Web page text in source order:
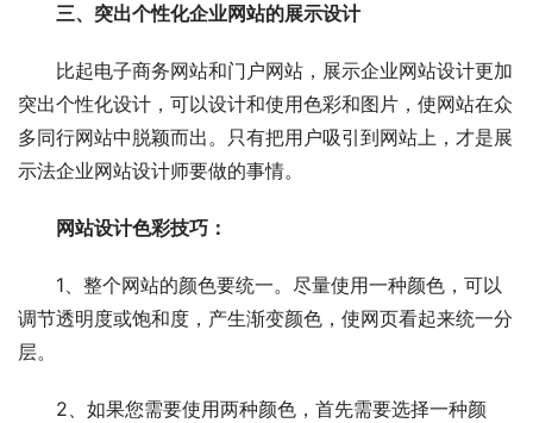
三、突出个性化企业网站的展示设计
比起电子商务网站和门户网站，展示企业网站设计更加
突出个性化设计，可以设计和使用色彩和图片，使网站在众
多同行网站中脱颖而出。只有把用户吸引到网站上，才是展
示法企业网站设计师要做的事情。
网站设计色彩技巧：
1、整个网站的颜色要统一。尽量使用一种颜色，可以
调节透明度或饱和度，产生渐变颜色，使网页看起来统一分
层。
2、如果您需要使用两种颜色，首先需要选择一种颜